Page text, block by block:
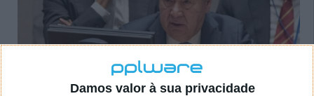
Damos valor à sua privacidade